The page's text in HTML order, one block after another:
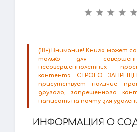
(18+) Внимание! Книга может
только для
несовершеннолетних
контента СТРОГО
присутствует наличие
другого, запрещенного
написать на почту для
ИНФОРМАЦИЯ О